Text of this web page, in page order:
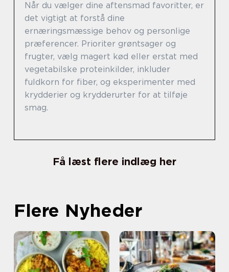
Når du vælger dine aftensmad favoritter, er
det vigtigt at forstå dine
ernæringsmæssige behov og personlige
præferencer. Prioriter grøntsager og
frugter, vælg magert kød eller erstat med
vegetabilske proteinkilder, inkluder
fuldkorn for fiber, og eksperimenter med
krydderier og krydderurter for at tilføje
smag.
Få læst flere indlæg her
Flere Nyheder